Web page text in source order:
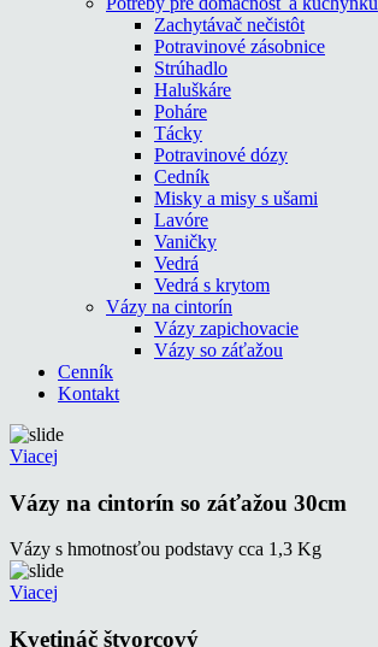
Zachytávač nečistôt
Potravinové zásobnice
Strúhadlo
Haluškáre
Poháre
Tácky
Potravinové dózy
Cedník
Misky a misy s ušami
Lavóre
Vaničky
Vedrá
Vedrá s krytom
Vázy na cintorín
Vázy zapichovacie
Vázy so záťažou
Cenník
Kontakt
Viacej
Vázy na cintorín so záťažou 30cm
Vázy s hmotnosťou podstavy cca 1,3 Kg
Viacej
Kvetináč štvorcový